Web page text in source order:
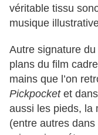
véritable tissu
musique
Autre signature
plans du film
mains que l’on
Pickpocket et
aussi les pieds, la
(entre autres